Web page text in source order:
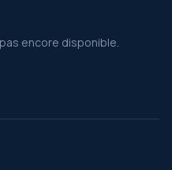
encore disponible.